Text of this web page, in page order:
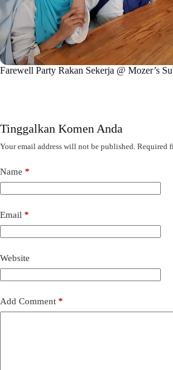
Farewell Party Rakan Sekerja @ Mozer’s
Tinggalkan Komen Anda
Your email address will not be published. Required
Name *
Email *
Website
Add Comment *